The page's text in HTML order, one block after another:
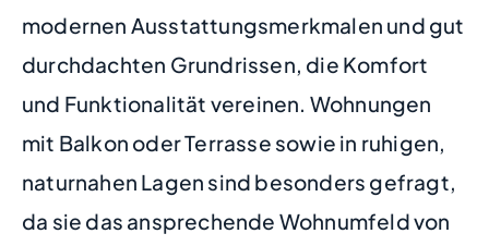
modernen Ausstattungsmerkmalen und gut
durchdachten Grundrissen, die Komfort
und Funktionalität vereinen. Wohnungen
mit Balkon oder Terrasse sowie in ruhigen,
naturnahen Lagen sind besonders gefragt,
da sie das ansprechende Wohnumfeld von